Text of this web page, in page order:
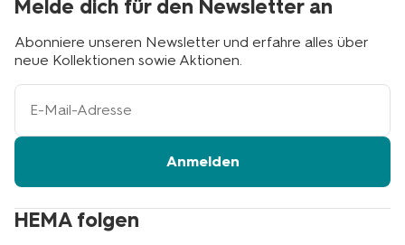
HEMA folgen
Melde dich für den Newsletter an
Abonniere unseren Newsletter und erfahre alles über
neue Kollektionen sowie Aktionen.
Ihre
Adresse
Anmelden